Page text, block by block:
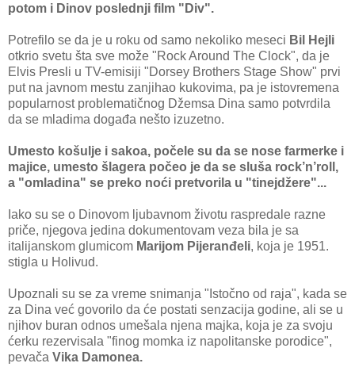
potom i Dinov poslednji film "Div".
Potrefilo se da je u roku od samo nekoliko meseci Bil Hejli
otkrio svetu šta sve može "Rock Around The Clock", da je
Elvis Presli u TV-emisiji "Dorsey Brothers Stage Show" prvi
put na javnom mestu zanjihao kukovima, pa je istovremena
popularnost problematičnog Džemsa Dina samo potvrdila
da se mladima događa nešto izuzetno.
Umesto košulje i sakoa, počele su da se nose farmerke i
majice, umesto šlagera počeo je da se sluša rock’n’roll,
a "omladina" se preko noći pretvorila u "tinejdžere"...
Iako su se o Dinovom ljubavnom životu raspredale razne
priče, njegova jedina dokumentovam veza bila je sa
italijanskom glumicom Marijom Pijeranđeli, koja je 1951.
stigla u Holivud.
Upoznali su se za vreme snimanja "Istočno od raja", kada se
za Dina već govorilo da će postati senzacija godine, ali se u
njihov buran odnos umešala njena majka, koja je za svoju
ćerku rezervisala "finog momka iz napolitanske porodice",
pevača Vika Damonea.